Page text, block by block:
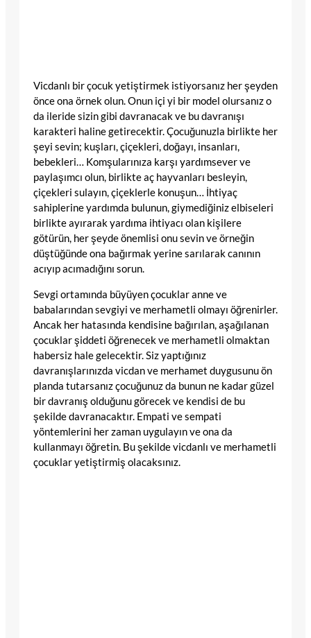
Vicdanlı bir çocuk yetiştirmek istiyorsanız her şeyden
önce ona örnek olun. Onun içi yi bir model olursanız o
da ileride sizin gibi davranacak ve bu davranışı
karakteri haline getirecektir. Çocuğunuzla birlikte her
şeyi sevin; kuşları, çiçekleri, doğayı, insanları,
bebekleri… Komşularınıza karşı yardımsever ve
paylaşımcı olun, birlikte aç hayvanları besleyin,
çiçekleri sulayın, çiçeklerle konuşun… İhtiyaç
sahiplerine yardımda bulunun, giymediğiniz elbiseleri
birlikte ayırarak yardıma ihtiyacı olan kişilere
götürün, her şeyde önemlisi onu sevin ve örneğin
düştüğünde ona bağırmak yerine sarılarak canının
acıyıp acımadığını sorun.
Sevgi ortamında büyüyen çocuklar anne ve
babalarından sevgiyi ve merhametli olmayı öğrenirler.
Ancak her hatasında kendisine bağırılan, aşağılanan
çocuklar şiddeti öğrenecek ve merhametli olmaktan
habersiz hale gelecektir. Siz yaptığınız
davranışlarınızda vicdan ve merhamet duygusunu ön
planda tutarsanız çocuğunuz da bunun ne kadar güzel
bir davranış olduğunu görecek ve kendisi de bu
şekilde davranacaktır. Empati ve sempati
yöntemlerini her zaman uygulayın ve ona da
kullanmayı öğretin. Bu şekilde vicdanlı ve merhametli
çocuklar yetiştirmiş olacaksınız.